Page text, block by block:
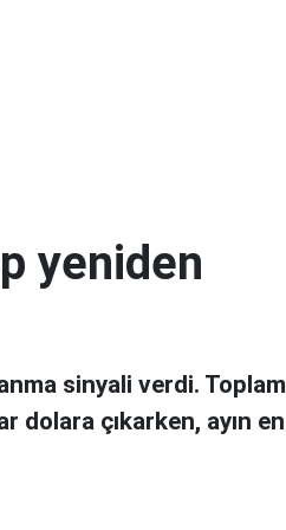
yeniden
sinyali verdi. Toplam
dolara çıkarken, ayın en